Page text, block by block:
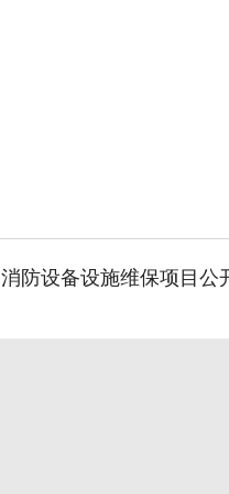
消防设备设施维保项目公